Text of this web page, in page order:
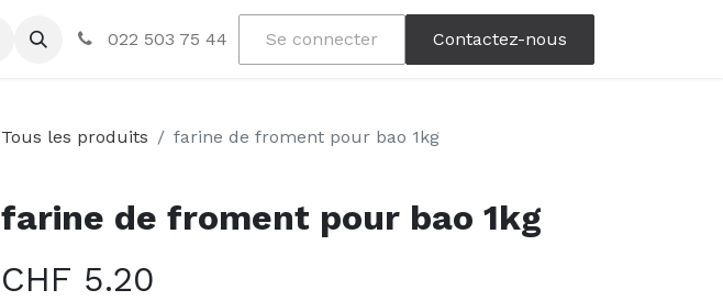
022 503 75 44 Se connecter Contactez-nous
Tous les produits farine de froment pour bao 1kg
farine de froment pour bao 1kg
CHF 5.20